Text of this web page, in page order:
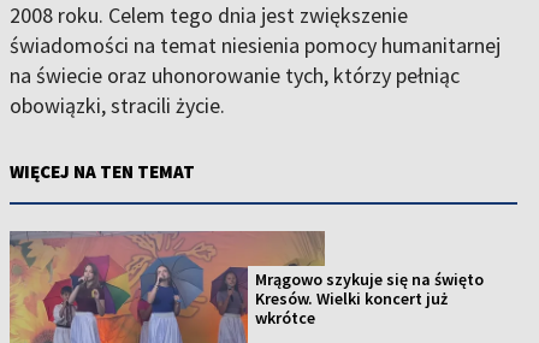
2008 roku. Celem tego dnia jest zwiększenie
świadomości na temat niesienia pomocy humanitarnej
na świecie oraz uhonorowanie tych, którzy pełniąc
obowiązki, stracili życie.
WIĘCEJ NA TEN TEMAT
Mrągowo szykuje się na święto
Kresów. Wielki koncert już
wkrótce